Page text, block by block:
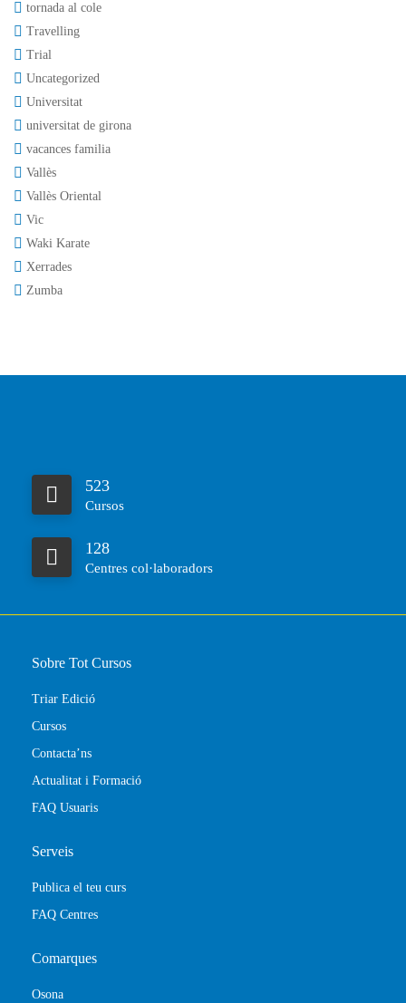
tornada al cole
Travelling
Trial
Uncategorized
Universitat
universitat de girona
vacances familia
Vallès
Vallès Oriental
Vic
Waki Karate
Xerrades
Zumba
523
Cursos
128
Centres col·laboradors
Sobre Tot Cursos
Triar Edició
Cursos
Contacta’ns
Actualitat i Formació
FAQ Usuaris
Serveis
Publica el teu curs
FAQ Centres
Comarques
Osona